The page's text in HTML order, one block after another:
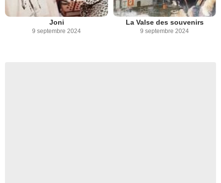
Joni
9 septembre 2024
La Valse des souvenirs
9 septembre 2024